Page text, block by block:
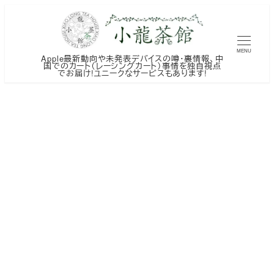
Apple最新動向や未発表デバイスの噂・裏情報、中
国でのカート（レーシングカート）事情を独自視点
でお届け!ユニークなサービスもあります!
MENU